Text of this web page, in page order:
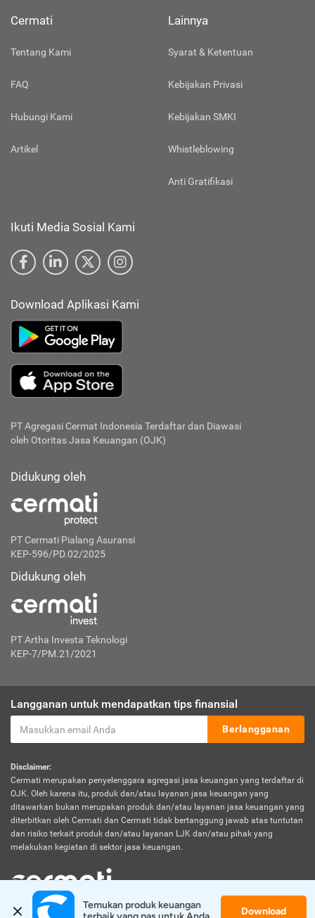
Cermati
Tentang Kami
FAQ
Hubungi Kami
Artikel
Lainnya
Syarat & Ketentuan
Kebijakan Privasi
Kebijakan SMKI
Whistleblowing
Anti Gratifikasi
Ikuti Media Sosial Kami
Download Aplikasi Kami
PT Agregasi Cermat Indonesia Terdaftar dan Diawasi
oleh Otoritas Jasa Keuangan (OJK)
Didukung oleh
PT Cermati Pialang Asuransi
KEP-596/PD.02/2025
Didukung oleh
PT Artha Investa Teknologi
KEP-7/PM.21/2021
Langganan untuk mendapatkan tips finansial
Berlangganan
Disclaimer:
Cermati merupakan penyelenggara agregasi jasa keuangan yang terdaftar di
OJK. Oleh karena itu, produk dan/atau layanan jasa keuangan yang
ditawarkan bukan merupakan produk dan/atau layanan jasa keuangan yang
diterbitkan oleh Cermati dan Cermati tidak bertanggung jawab atas tuntutan
dan risiko terkait produk dan/atau layanan LJK dan/atau pihak yang
melakukan kegiatan di sektor jasa keuangan.
© 2026 Cermati. All Rights Reserved.
Temukan produk keuangan
Download